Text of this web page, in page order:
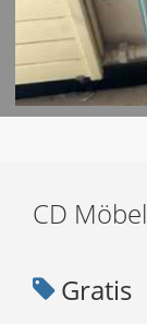
CD Möbel
Gratis